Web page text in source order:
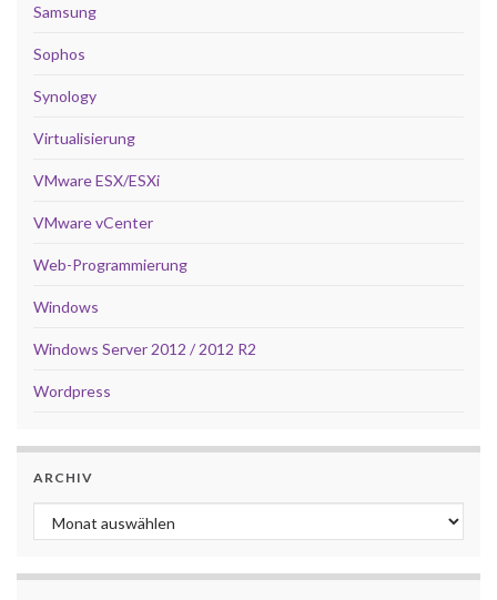
Samsung
Sophos
Synology
Virtualisierung
VMware ESX/ESXi
VMware vCenter
Web-Programmierung
Windows
Windows Server 2012 / 2012 R2
Wordpress
ARCHIV
Archiv